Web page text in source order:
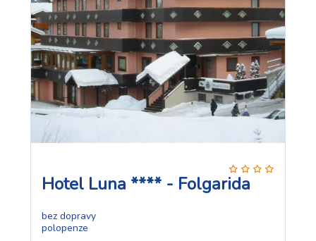
Hotel Luna **** - Folgarida
bez dopravy
polopenze